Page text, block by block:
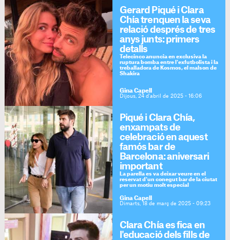
Gerard Piqué i Clara
Chía trenquen la seva
relació després de tres
anys junts: primers
detalls
Telecinco anuncia en exclusiva la
ruptura bomba entre l'exfutbolista i la
treballadora de Kosmos, el malson de
Shakira
Gina Capell
Dijous, 24 d'abril de 2025 - 16:06
Piqué i Clara Chía,
enxampats de
celebració en aquest
famós bar de
Barcelona: aniversari
important
La parella es va deixar veure en el
reservat d'un conegut bar de la ciutat
per un motiu molt especial
Gina Capell
Dimarts, 18 de març de 2025 - 09:23
Clara Chía es fica en
l'educació dels fills de